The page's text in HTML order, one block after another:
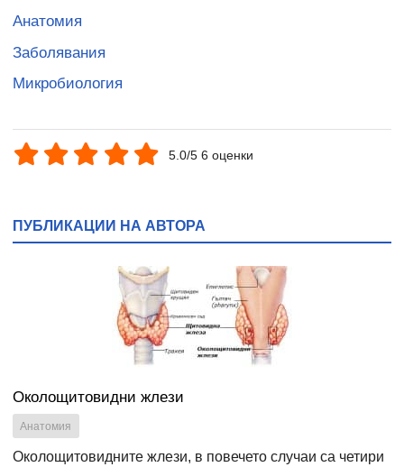
Анатомия
Заболявания
Микробиология
5.0/5 6 оценки
ПУБЛИКАЦИИ НА АВТОРА
Околощитовидни жлези
Анатомия
Околощитовидните жлези, в повечето случаи са четири